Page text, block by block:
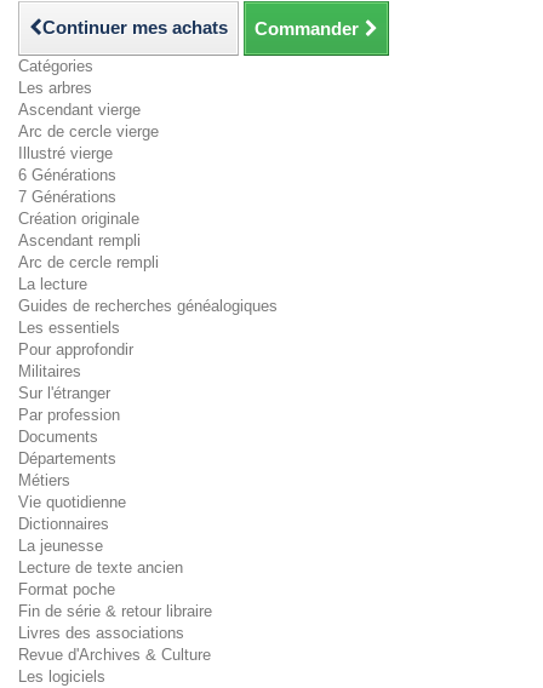
Continuer mes achats Commander
Catégories
Les arbres
Ascendant vierge
Arc de cercle vierge
Illustré vierge
6 Générations
7 Générations
Création originale
Ascendant rempli
Arc de cercle rempli
La lecture
Guides de recherches généalogiques
Les essentiels
Pour approfondir
Militaires
Sur l'étranger
Par profession
Documents
Départements
Métiers
Vie quotidienne
Dictionnaires
La jeunesse
Lecture de texte ancien
Format poche
Fin de série & retour libraire
Livres des associations
Revue d'Archives & Culture
Les logiciels